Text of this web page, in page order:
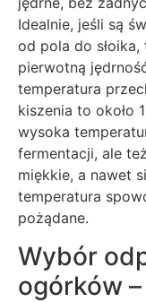
Idealnie, jeśli są
od pola do
pierwotną
temperatura
kiszenia to około
wysoka
fermentacji, ale
miękkie, a nawet
temperatura
pożądane.
Wybór
ogórków